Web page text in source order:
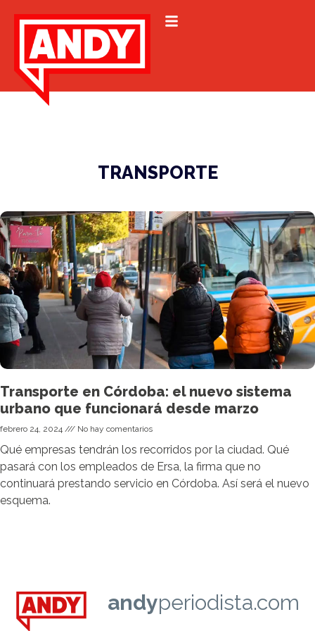
TRANSPORTE
Transporte en Córdoba: el nuevo sistema
urbano que funcionará desde marzo
febrero 24, 2024 No hay comentarios
Qué empresas tendrán los recorridos por la ciudad. Qué
pasará con los empleados de Ersa, la firma que no
continuará prestando servicio en Córdoba. Así será el nuevo
esquema.
andyperiodista.com